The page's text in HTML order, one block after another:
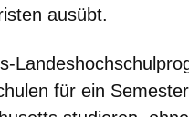
ausübt.
für ein